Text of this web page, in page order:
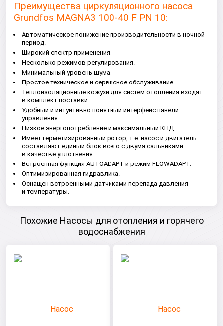
Преимущества циркуляционного насоса
Grundfos MAGNA3 100-40 F PN 10:
Автоматическое понижение производительности в ночной
период.
Широкий спектр применения.
Несколько режимов регулирования.
Минимальный уровень шума.
Простое техническое и сервисное обслуживание.
Теплоизоляционные кожухи для систем отопления входят
в комплект поставки.
Удобный и интуитивно понятный интерфейс панели
управления.
Низкое энергопотребление и максимальный КПД.
Имеет герметизированный ротор, т.е. насос и двигатель
составляют единый блок всего с двумя сальниками
в качестве уплотнения.
Встроенная функция AUTOADAPT и режим FLOWADAPT.
Оптимизированная гидравлика.
Оснащен встроенными датчиками перепада давления
и температуры.
Похожие Насосы для отопления и горячего
водоснабжения